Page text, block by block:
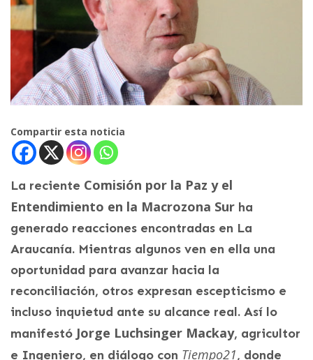
Compartir esta noticia
La reciente Comisión por la Paz y el
Entendimiento en la Macrozona Sur ha
generado reacciones encontradas en La
Araucanía. Mientras algunos ven en ella una
oportunidad para avanzar hacia la
reconciliación, otros expresan escepticismo e
incluso inquietud ante su alcance real. Así lo
manifestó Jorge Luchsinger Mackay, agricultor
e Ingeniero, en diálogo con Tiempo21, donde